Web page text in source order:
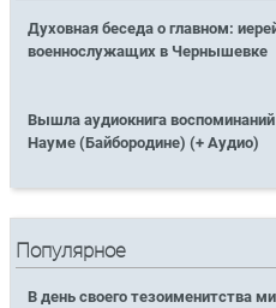
Духовная беседа о главном:
военнослужащих в Чернышевке
Вышла аудиокнига воспоминаний
Науме (Байбородине) (+ Аудио)
Популярное
В день своего тезоименитства